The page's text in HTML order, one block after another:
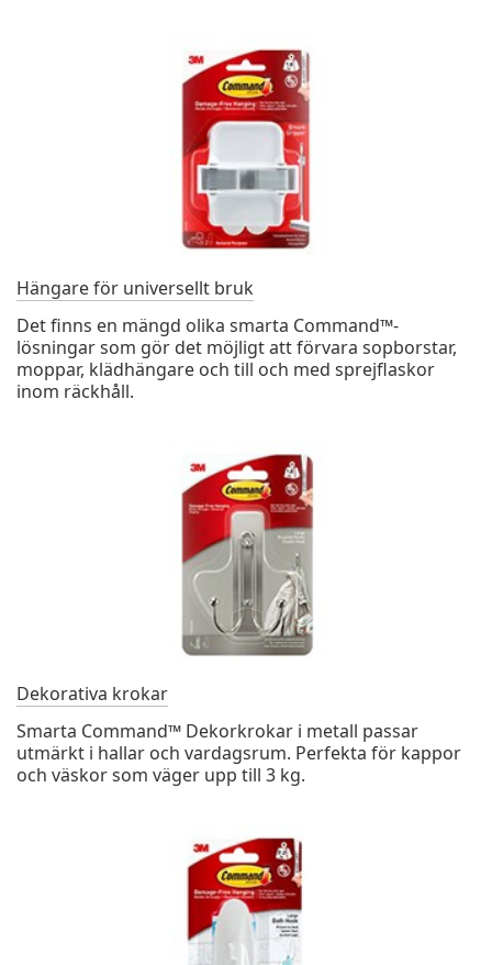
Hängare för universellt bruk
Det finns en mängd olika smarta Command™-
lösningar som gör det möjligt att förvara sopborstar,
moppar, klädhängare och till och med sprejflaskor
inom räckhåll.
Dekorativa krokar
Smarta Command™ Dekorkrokar i metall passar
utmärkt i hallar och vardagsrum. Perfekta för kappor
och väskor som väger upp till 3 kg.